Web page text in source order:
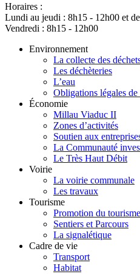
Horaires :
Lundi au jeudi : 8h15 - 12h00 et
Vendredi : 8h15 - 12h00
Environnement
La collecte des
Les déchèteries
L’eau
Obligations légales
Économie
Millau Viaduc II
Zones d’activités
Soutien aux
La Communauté
Le Très Haut Débit
Voirie
La voirie communale
Les travaux
Tourisme
Promotion du tourisme
Sentiers et Parcours
La signalétique
Cadre de vie
Transport
Habitat